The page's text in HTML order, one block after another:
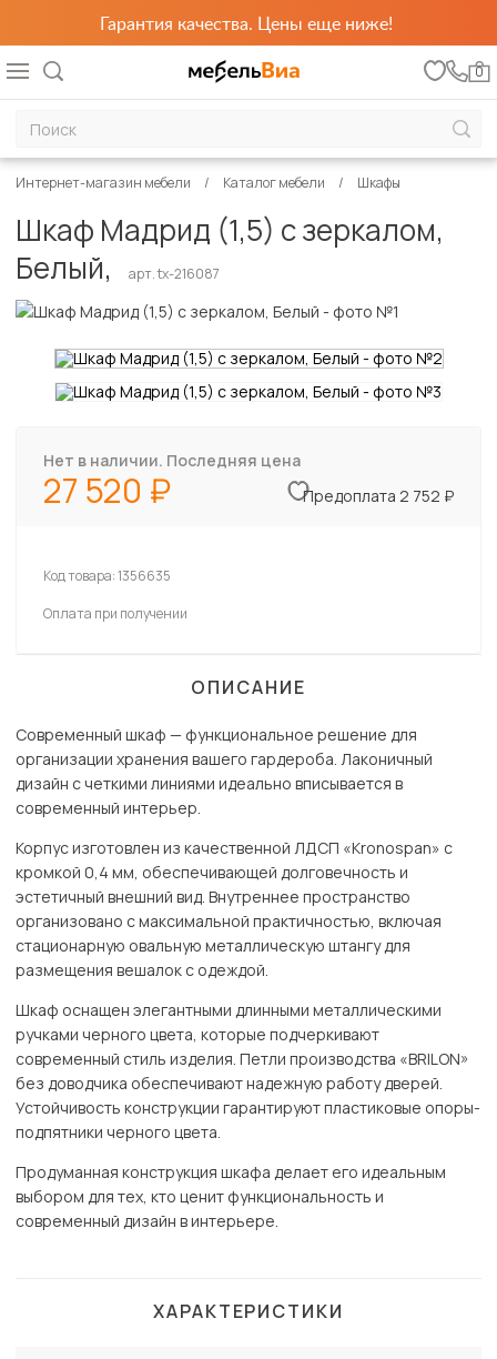
Гарантия качества. Цены еще ниже!
0
Интернет-магазин мебели Каталог мебели Шкафы
Шкаф Мадрид (1,5) с зеркалом,
Белый,
арт. tx-216087
Нет в наличии. Последняя цена
27 520 Предоплата 2 752 ₽
Код товара:1356635
Оплата при получении
ОПИСАНИЕ
Современный шкаф — функциональное решение для
организации хранения вашего гардероба. Лаконичный
дизайн с четкими линиями идеально вписывается в
современный интерьер.
Корпус изготовлен из качественной ЛДСП «Kronospan» с
кромкой 0,4 мм, обеспечивающей долговечность и
эстетичный внешний вид. Внутреннее пространство
организовано с максимальной практичностью, включая
стационарную овальную металлическую штангу для
размещения вешалок с одеждой.
Шкаф оснащен элегантными длинными металлическими
ручками черного цвета, которые подчеркивают
современный стиль изделия. Петли производства «BRILON»
без доводчика обеспечивают надежную работу дверей.
Устойчивость конструкции гарантируют пластиковые опоры-
подпятники черного цвета.
Продуманная конструкция шкафа делает его идеальным
выбором для тех, кто ценит функциональность и
современный дизайн в интерьере.
ХАРАКТЕРИСТИКИ